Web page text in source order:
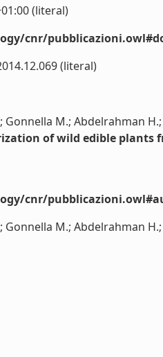
(literal)
cnr/
(literal)
Gonnella M.; Abdelrahman
of wild edible plants
cnr/
Gonnella M.; Abdelrahman